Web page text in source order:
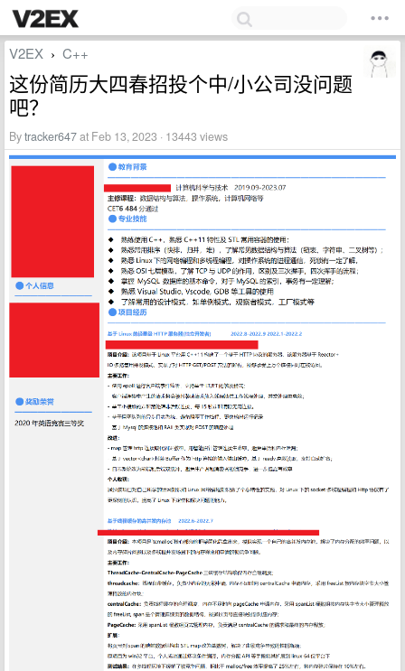
V2EX › C++
这份简历大四春招投个中/小公司没问题
吧？
Bytracker647at Feb 13, 2023 · 13443 views